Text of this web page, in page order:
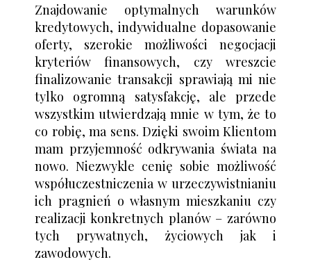
Znajdowanie optymalnych warunków
kredytowych, indywidualne dopasowanie
oferty, szerokie możliwości negocjacji
kryteriów finansowych, czy wreszcie
finalizowanie transakcji sprawiają mi nie
tylko ogromną satysfakcję, ale przede
wszystkim utwierdzają mnie w tym, że to
co robię, ma sens. Dzięki swoim Klientom
mam przyjemność odkrywania świata na
nowo. Niezwykle cenię sobie możliwość
współuczestniczenia w urzeczywistnianiu
ich pragnień o własnym mieszkaniu czy
realizacji konkretnych planów – zarówno
tych prywatnych, życiowych jak i
zawodowych.